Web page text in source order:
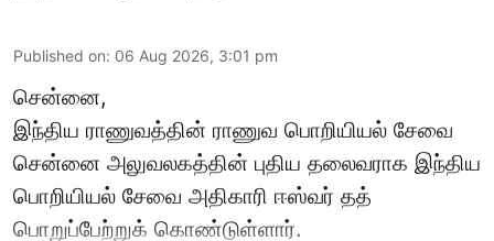
Published on: 06 Aug 2026, 3:01 pm
சென்னை,
இந்திய ராணுவத்தின் ராணுவ பொறியியல் சேவை
சென்னை அலுவலகத்தின் புதிய தலைவராக இந்திய
பொறியியல் சேவை அதிகாரி ஈஸ்வர் தத்
பொறுப்பேற்றுக் கொண்டுள்ளார்.